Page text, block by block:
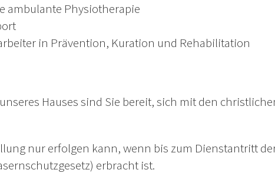
ambulante Physiotherapie
in Prävention, Kuration und Rehabilitation
Hauses sind Sie bereit, sich mit den
nur erfolgen kann, wenn bis zum Dienstantritt
erbracht ist.